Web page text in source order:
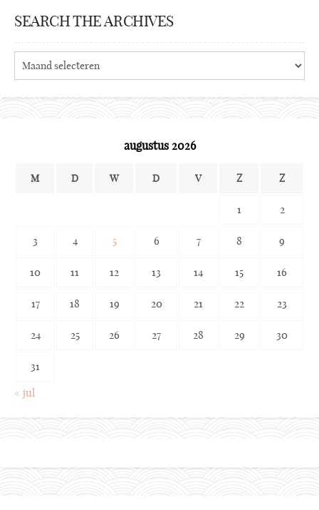
SEARCH THE ARCHIVES
the
augustus 2026
M D W D V Z Z
1 2
3 4 5 6 7 8 9
10 11 12 13 14 15 16
17 18 19 20 21 22 23
24 25 26 27 28 29 30
31
« jul